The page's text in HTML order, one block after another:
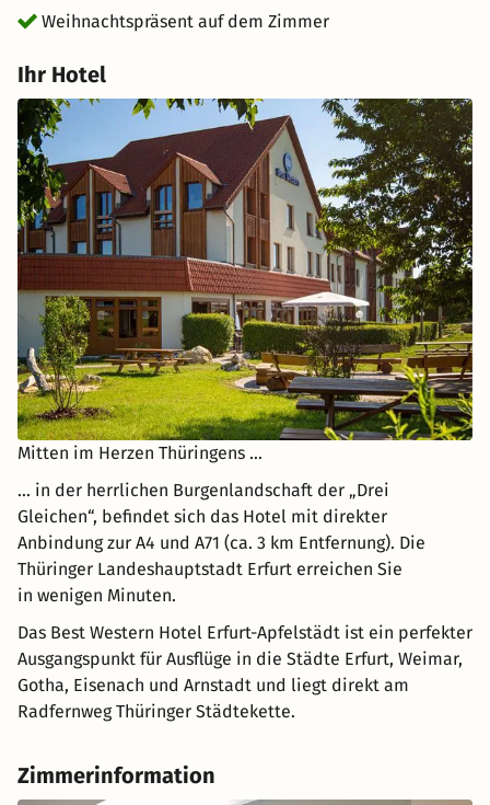
Weihnachtspräsent auf dem Zimmer
Ihr Hotel
Mitten im Herzen Thüringens …
… in der herrlichen Burgenlandschaft der „Drei
Gleichen“, befindet sich das Hotel mit direkter
Anbindung zur A4 und A71 (ca. 3 km Entfernung). Die
Thüringer Landeshauptstadt Erfurt erreichen Sie
in wenigen Minuten.
Das Best Western Hotel Erfurt-Apfelstädt ist ein perfekter
Ausgangspunkt für Ausflüge in die Städte Erfurt, Weimar,
Gotha, Eisenach und Arnstadt und liegt direkt am
Radfernweg Thüringer Städtekette.
Zimmerinformation